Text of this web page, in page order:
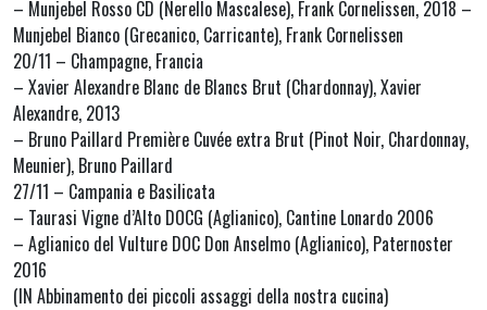
– Munjebel Rosso CD (Nerello Mascalese), Frank Cornelissen, 2018 –
Munjebel Bianco (Grecanico, Carricante), Frank Cornelissen
20/11 – Champagne, Francia
– Xavier Alexandre Blanc de Blancs Brut (Chardonnay), Xavier
Alexandre, 2013
– Bruno Paillard Première Cuvée extra Brut (Pinot Noir, Chardonnay,
Meunier), Bruno Paillard
27/11 – Campania e Basilicata
– Taurasi Vigne d’Alto DOCG (Aglianico), Cantine Lonardo 2006
– Aglianico del Vulture DOC Don Anselmo (Aglianico), Paternoster
2016
(IN Abbinamento dei piccoli assaggi della nostra cucina)